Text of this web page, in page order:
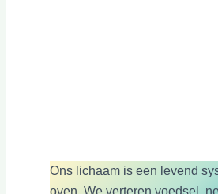
Ons lichaam is een levend
oven. We verteren voedsel,